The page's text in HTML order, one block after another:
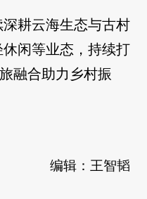
耕云海生态与古村
闲等业态，持续打
融合助力乡村振
编辑：王智韬